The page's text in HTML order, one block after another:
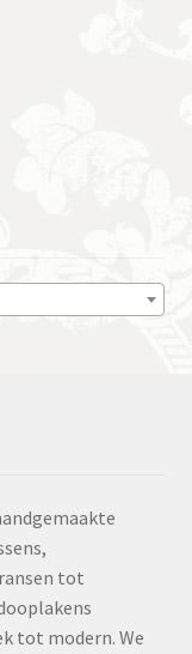
tot
tot modern. We